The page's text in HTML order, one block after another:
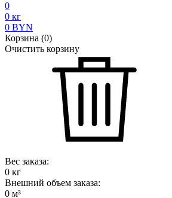
0
0 кг
0 BYN
Корзина (0)
Очистить корзину
Вес заказа:
0 кг
Внешний объем заказа:
0 м³